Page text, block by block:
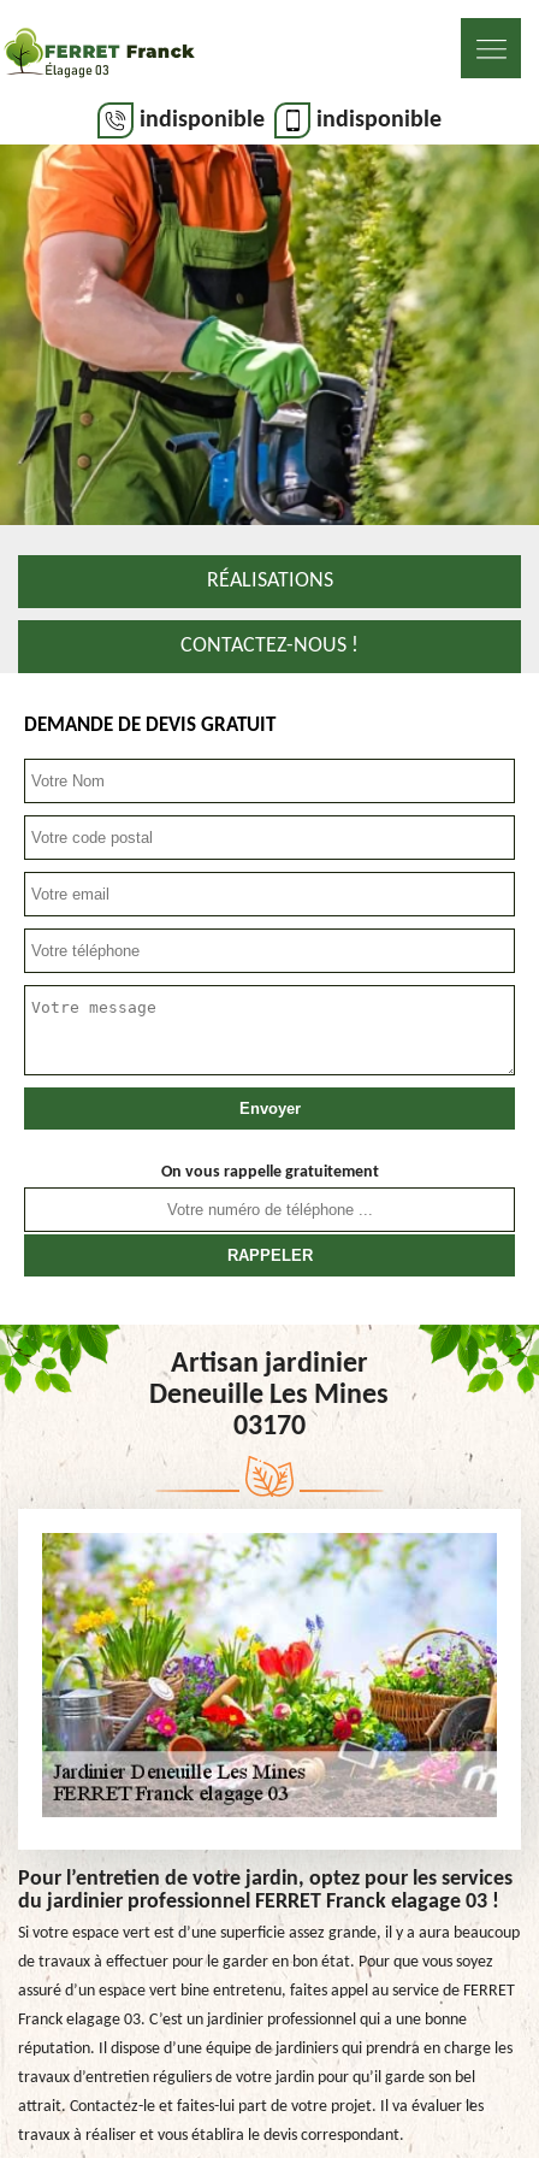
indisponible indisponible
RÉALISATIONS
CONTACTEZ-NOUS !
DEMANDE DE DEVIS GRATUIT
On vous rappelle gratuitement
Artisan jardinier
Deneuille Les Mines
03170
Pour l’entretien de votre jardin, optez pour les services
du jardinier professionnel FERRET Franck elagage 03 !
Si votre espace vert est d’une superficie assez grande, il y a aura beaucoup
de travaux à effectuer pour le garder en bon état. Pour que vous soyez
assuré d’un espace vert bine entretenu, faites appel au service de FERRET
Franck elagage 03. C’est un jardinier professionnel qui a une bonne
réputation. Il dispose d’une équipe de jardiniers qui prendra en charge les
travaux d’entretien réguliers de votre jardin pour qu’il garde son bel
attrait. Contactez-le et faites-lui part de votre projet. Il va évaluer les
travaux à réaliser et vous établira le devis correspondant.